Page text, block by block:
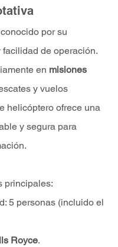
por su
de operación.
en misiones
y vuelos
helicóptero ofrece una
y segura para
principales:
5 personas (incluido el
Royce.